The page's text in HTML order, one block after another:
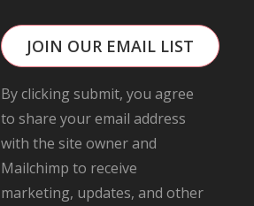
JOIN OUR EMAIL LIST
By clicking submit, you agree
to share your email address
with the site owner and
Mailchimp to receive
marketing, updates, and other